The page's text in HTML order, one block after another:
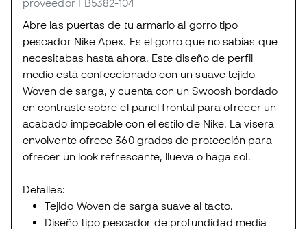
proveedor FB5382-104
Abre las puertas de tu armario al gorro tipo
pescador Nike Apex. Es el gorro que no sabías que
necesitabas hasta ahora. Este diseño de perfil
medio está confeccionado con un suave tejido
Woven de sarga, y cuenta con un Swoosh bordado
en contraste sobre el panel frontal para ofrecer un
acabado impecable con el estilo de Nike. La visera
envolvente ofrece 360 grados de protección para
ofrecer un look refrescante, llueva o haga sol.
Detalles:
Tejido Woven de sarga suave al tacto.
Diseño tipo pescador de profundidad media